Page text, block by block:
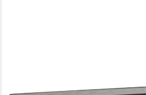
ACTONA GROUP